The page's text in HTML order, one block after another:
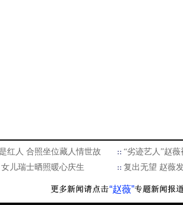
红人 合照坐位藏人情世故
“劣迹艺人”赵
儿瑞士晒照暖心庆生
复出无望 赵薇
“赵薇”